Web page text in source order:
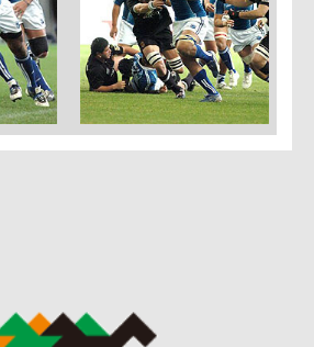
、近場をFWで攻めフローターを消してか
するという、プラン通りのゲームができた。
流れの中で勝負で集中力を欠いている場面が
年の課題である。
ンを振り返って）プレーヤーの判断でゲー
トロールできるようになったのは今年の収